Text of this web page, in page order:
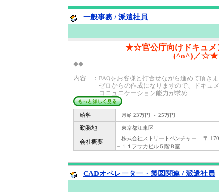
一般事務 / 派遣社員
★☆官公庁向けドキュメ
(^o^)／☆★
◆◆
内容 ：FAQをお客様と打合せながら進めて頂き
ゼロからの作成になりますので、ドキュメ
コニュニケーション能力が求め...
給料 月給 23万円 ～ 25万円
勤務地 東京都江東区
会社概要
株式会社ストリートベンチャー 〒
－１１フサカビル５階Ｂ室
CADオペレーター・製図関連 / 派遣社員